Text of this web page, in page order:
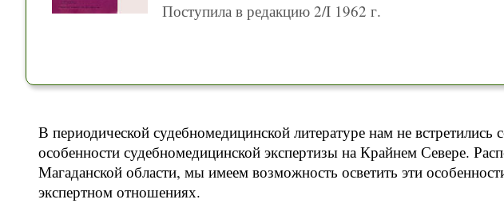
Поступила в редакцию 2/I 1962 г.
В периодической судебномедицинской литературе нам не
особенности судебномедицинской экспертизы на Крайнем Севере.
Магаданской области, мы имеем возможность осветить эти
экспертном отношениях.